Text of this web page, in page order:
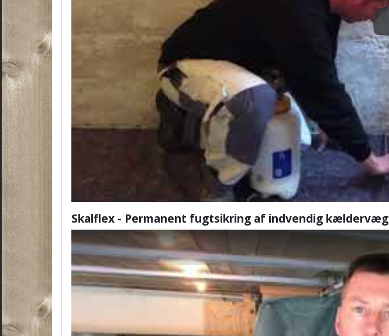
Skalflex - Permanent fugtsikring af indvendig kældervæg